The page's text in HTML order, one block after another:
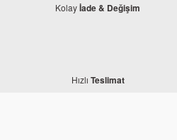
Kolayİade & Değişim
Hızlı Teslimat